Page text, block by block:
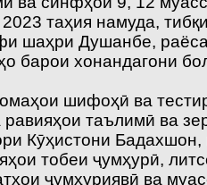
таҳия намуда,
шаҳри Душанбе,
барои хонандагони
шифоҳӣ ва
таълимӣ ва
Кӯҳистони
тобеи ҷумҳурӣ,
ҷумҳуриявӣ ва